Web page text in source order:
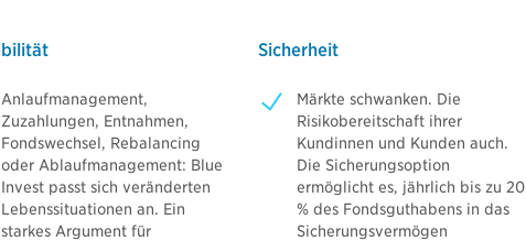
Anlaufmanagement,
Zuzahlungen, Entnahmen,
Fondswechsel, Rebalancing
oder Ablaufmanagement: Blue
Invest passt sich veränderten
Lebenssituationen an. Ein
starkes Argument für
Sicherheit
Märkte schwanken. Die
Risikobereitschaft ihrer
Kundinnen und Kunden auch.
Die Sicherungsoption
ermöglicht es, jährlich bis zu 20
% des Fondsguthabens in das
Sicherungsvermögen